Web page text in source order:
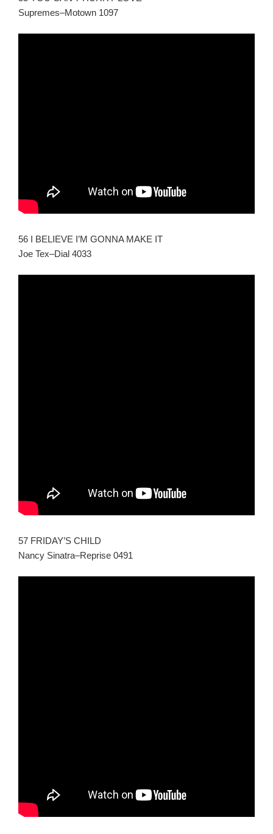
Supremes–Motown 1097
56 I BELIEVE I’M GONNA MAKE IT
Joe Tex–Dial 4033
57 FRIDAY’S CHILD
Nancy Sinatra–Reprise 0491